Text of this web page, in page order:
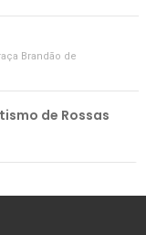
Brandão de
de Rossas